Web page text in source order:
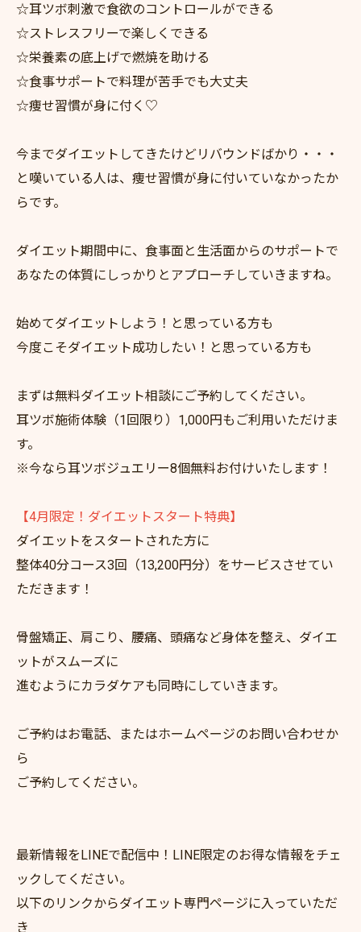
☆耳ツボ刺激で食欲のコントロールができる
☆ストレスフリーで楽しくできる
☆栄養素の底上げで燃焼を助ける
☆食事サポートで料理が苦手でも大丈夫
☆痩せ習慣が身に付く♡
今までダイエットしてきたけどリバウンドばかり・・・
と嘆いている人は、痩せ習慣が身に付いていなかったか
らです。
ダイエット期間中に、食事面と生活面からのサポートで
あなたの体質にしっかりとアプローチしていきますね。
始めてダイエットしよう！と思っている方も
今度こそダイエット成功したい！と思っている方も
まずは無料ダイエット相談にご予約してください。
耳ツボ施術体験（1回限り）1,000円もご利用いただけま
す。
※今なら耳ツボジュエリー8個無料お付けいたします！
【4月限定！ダイエットスタート特典】
ダイエットをスタートされた方に
整体40分コース3回（13,200円分）をサービスさせてい
ただきます！
骨盤矯正、肩こり、腰痛、頭痛など身体を整え、ダイエ
ットがスムーズに
進むようにカラダケアも同時にしていきます。
ご予約はお電話、またはホームページのお問い合わせか
ら
ご予約してください。
最新情報をLINEで配信中！LINE限定のお得な情報をチェ
ックしてください。
以下のリンクからダイエット専門ページに入っていただ
き